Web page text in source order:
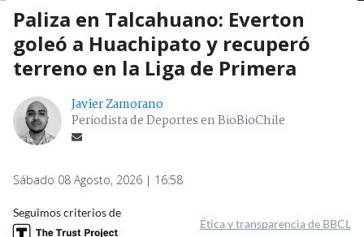
Paliza en Talcahuano: Everton
goleó a Huachipato y recuperó
terreno en la Liga de Primera
Javier Zamorano
Periodista de Deportes en BioBioChile
Sábado 08 Agosto, 2026 | 16:58
Seguimos criterios de
Ética y transparencia de BBCL